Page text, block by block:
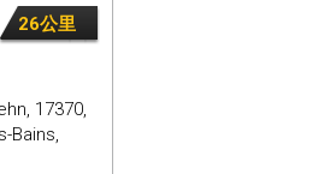
17370,
Bains,
26公里